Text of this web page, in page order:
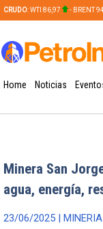
CRUDO: WTI 86,97 - BRENT
Home Noticias
Minera San
agua, energía,
23/06/2025 |